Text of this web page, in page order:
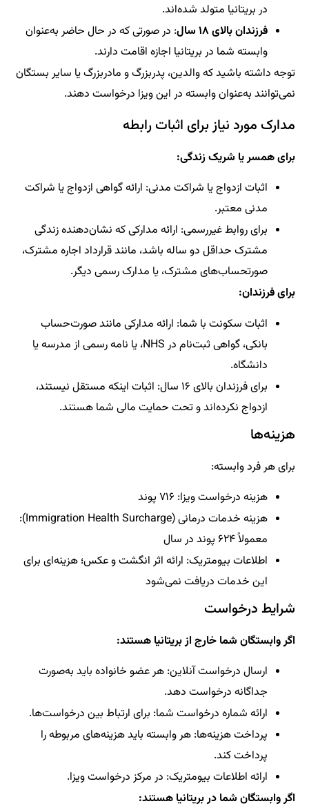
در بریتانیا متولد شده‌اند.
فرزندان بالای ۱۸ سال
: در صورتی که در حال حاضر به‌عنوان
وابسته شما در بریتانیا اجازه اقامت دارند.
توجه داشته باشید که والدین، پدربزرگ و مادربزرگ یا سایر بستگان
نمی‌توانند به‌عنوان وابسته در این ویزا درخواست دهند.
مدارک مورد نیاز برای اثبات رابطه
برای همسر یا شریک زندگی:
اثبات ازدواج یا شراکت مدنی: ارائه گواهی ازدواج یا شراکت
مدنی معتبر.
برای روابط غیررسمی: ارائه مدارکی که نشان‌دهنده زندگی
مشترک حداقل دو ساله باشد، مانند قرارداد اجاره مشترک،
صورتحساب‌های مشترک، یا مدارک رسمی دیگر.
برای فرزندان:
اثبات سکونت با شما: ارائه مدارکی مانند صورت‌حساب
بانکی، گواهی ثبت‌نام در NHS، یا نامه رسمی از مدرسه یا
دانشگاه.
برای فرزندان بالای ۱۶ سال: اثبات اینکه مستقل نیستند،
ازدواج نکرده‌اند و تحت حمایت مالی شما هستند.
هزینه‌ها
برای هر فرد وابسته:
هزینه درخواست ویزا: ۷۱۶ پوند
هزینه خدمات درمانی (Immigration Health Surcharge):
معمولاً ۶۲۴ پوند در سال
اطلاعات بیومتریک: ارائه اثر انگشت و عکس؛ هزینه‌ای برای
این خدمات دریافت نمی‌شود
شرایط درخواست
اگر وابستگان شما خارج از بریتانیا هستند:
ارسال درخواست آنلاین: هر عضو خانواده باید به‌صورت
جداگانه درخواست دهد.
ارائه شماره درخواست شما: برای ارتباط بین درخواست‌ها.
پرداخت هزینه‌ها: هر وابسته باید هزینه‌های مربوطه را
پرداخت کند.
ارائه اطلاعات بیومتریک: در مرکز درخواست ویزا.
اگر وابستگان شما در بریتانیا هستند: